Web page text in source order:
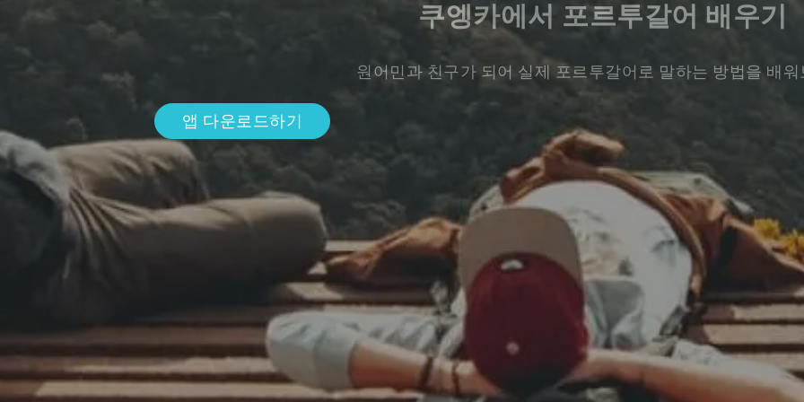
쿠엥카에서 포르투갈어 배우기
원어민과 친구가 되어 실제 포르투갈어로 말하는 방법을 배
앱 다운로드하기